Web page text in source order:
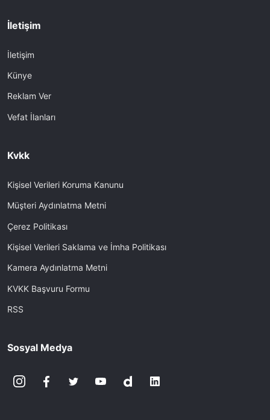
İletişim
İletişim
Künye
Reklam Ver
Vefat İlanları
Kvkk
Kişisel Verileri Koruma Kanunu
Müşteri Aydınlatma Metni
Çerez Politikası
Kişisel Verileri Saklama ve İmha Politikası
Kamera Aydınlatma Metni
KVKK Başvuru Formu
RSS
Sosyal Medya